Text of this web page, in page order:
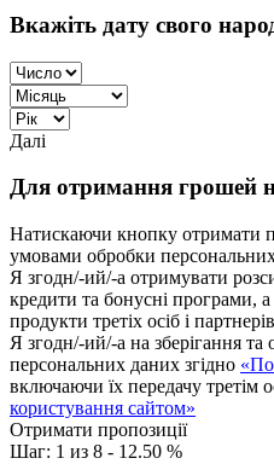
Вкажіть дату свого
Далі
Для отримання грошей
Натискаючи кнопку отримати
умовами обробки
Я згодн/-ий/-а отримувати
кредити та бонусні програми,
продукти третіх осіб і партнерів
Я згодн/-ий/-а на зберігання
персональних даних згідно
включаючи їх передачу третім
користування сайтом»
Отримати пропозиції
Шаг: 1 из 8 - 12.50 %